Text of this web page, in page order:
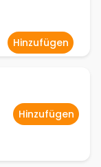
Hinzufügen
Hinzufügen